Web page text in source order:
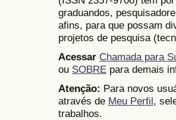
graduandos,
afins, para que possam
projetos de pesquisa
Acessar Chamada para
ou SOBRE para demais
Atenção: Para novos
através de Meu Perfil,
trabalhos.